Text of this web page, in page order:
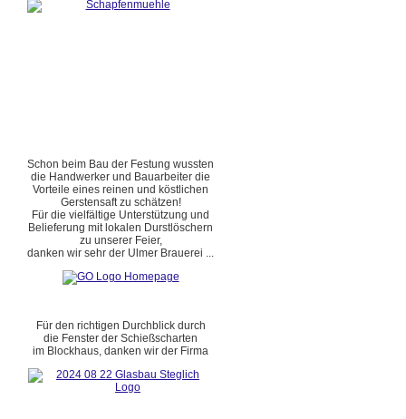
Schon beim Bau der Festung wussten
die Handwerker und Bauarbeiter die
Vorteile eines reinen und köstlichen
Gerstensaft zu schätzen!
Für die vielfältige Unterstützung und
Belieferung mit lokalen Durstlöschern
zu unserer Feier,
danken wir sehr der Ulmer Brauerei ...
Für den richtigen Durchblick durch
die Fenster der Schießscharten
im Blockhaus, danken wir der Firma